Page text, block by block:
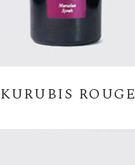
KURUBIS ROUGE